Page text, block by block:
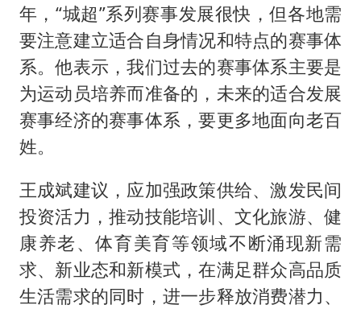
年，“城超”系列赛事发展很快，但各地需
要注意建立适合自身情况和特点的赛事体
系。他表示，我们过去的赛事体系主要是
为运动员培养而准备的，未来的适合发展
赛事经济的赛事体系，要更多地面向老百
姓。
王成斌建议，应加强政策供给、激发民间
投资活力，推动技能培训、文化旅游、健
康养老、体育美育等领域不断涌现新需
求、新业态和新模式，在满足群众高品质
生活需求的同时，进一步释放消费潜力、